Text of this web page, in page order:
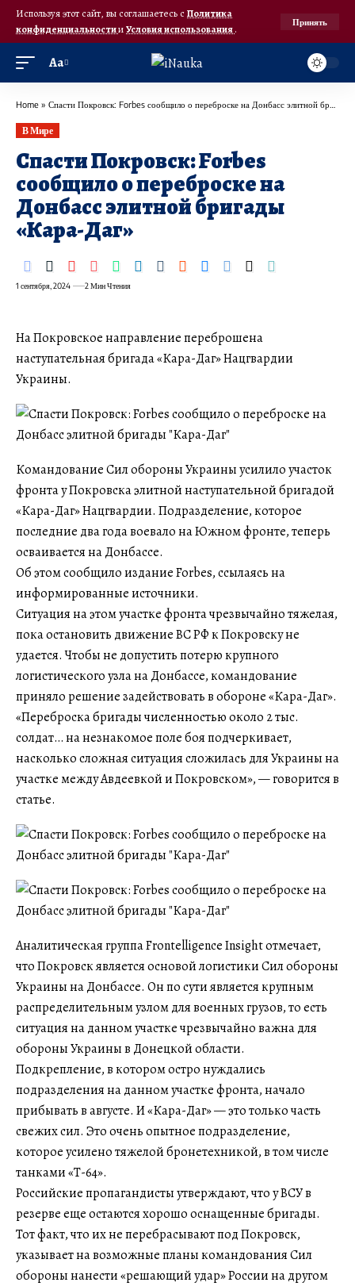
Используя этот сайт, вы соглашаетесь с Политика
конфиденциальностииУсловия использования.
Принять
Аа
Home » ​Спасти Покровск: Forbes сообщило о переброске на Донбасс элитной бригады “Кара-Даг”
В Мире
​Спасти Покровск: Forbes
сообщило о переброске на
Донбасс элитной бригады
«Кара-Даг»
1 сентября, 2024 2 Мин Чтения
На Покровское направление переброшена
наступательная бригада «Кара-Даг» Нацгвардии
Украины.
Командование Сил обороны Украины усилило участок
фронта у Покровска элитной наступательной бригадой
«Кара-Даг» Нацгвардии. Подразделение, которое
последние два года воевало на Южном фронте, теперь
осваивается на Донбассе.
Об этом сообщило издание Forbes, ссылаясь на
информированные источники.
Ситуация на этом участке фронта чрезвычайно тяжелая,
пока остановить движение ВС РФ к Покровску не
удается. Чтобы не допустить потерю крупного
логистического узла на Донбассе, командование
приняло решение задействовать в обороне «Кара-Даг».
«Переброска бригады численностью около 2 тыс.
солдат… на незнакомое поле боя подчеркивает,
насколько сложная ситуация сложилась для Украины на
участке между Авдеевкой и Покровском», — говорится в
статье.
Аналитическая группа Frontelligence Insight отмечает,
что Покровск является основой логистики Сил обороны
Украины на Донбассе. Он по сути является крупным
распределительным узлом для военных грузов, то есть
ситуация на данном участке чрезвычайно важна для
обороны Украины в Донецкой области.
Подкрепление, в котором остро нуждались
подразделения на данном участке фронта, начало
прибывать в августе. И «Кара-Даг» — это только часть
свежих сил. Это очень опытное подразделение,
которое усилено тяжелой бронетехникой, в том числе
танками «Т-64».
Российские пропагандисты утверждают, что у ВСУ в
резерве еще остаются хорошо оснащенные бригады.
Тот факт, что их не перебрасывают под Покровск,
указывает на возможные планы командования Сил
обороны нанести «решающий удар» России на другом